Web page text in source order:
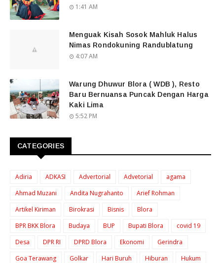
1:41 AM
Menguak Kisah Sosok Mahluk Halus
Nimas Rondokuning Randublatung
4:07 AM
Warung Dhuwur Blora ( WDB ), Resto
Baru Bernuansa Puncak Dengan Harga
Kaki Lima
5:52 PM
CATEGORIES
Adiria ADKASI Advertorial Advetorial
agama
Ahmad Muzani
Andita Nugrahanto
Arief Rohman
Artikel Kiriman
Birokrasi Bisnis
Blora
BPR BKK Blora
Budaya BUP Bupati Blora
covid 19
Desa
DPR RI DPRD Blora Ekonomi
Gerindra
Goa Terawang
Golkar Hari Buruh Hiburan
Hukum